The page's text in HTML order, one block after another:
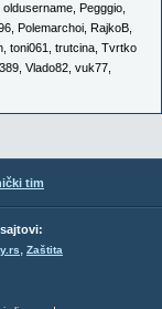
oldusername Pegggio
Polemarchoi RajkoB
toni061 trutcina Tvrtko
Vlado82 vuk77
tim
, Zaštita